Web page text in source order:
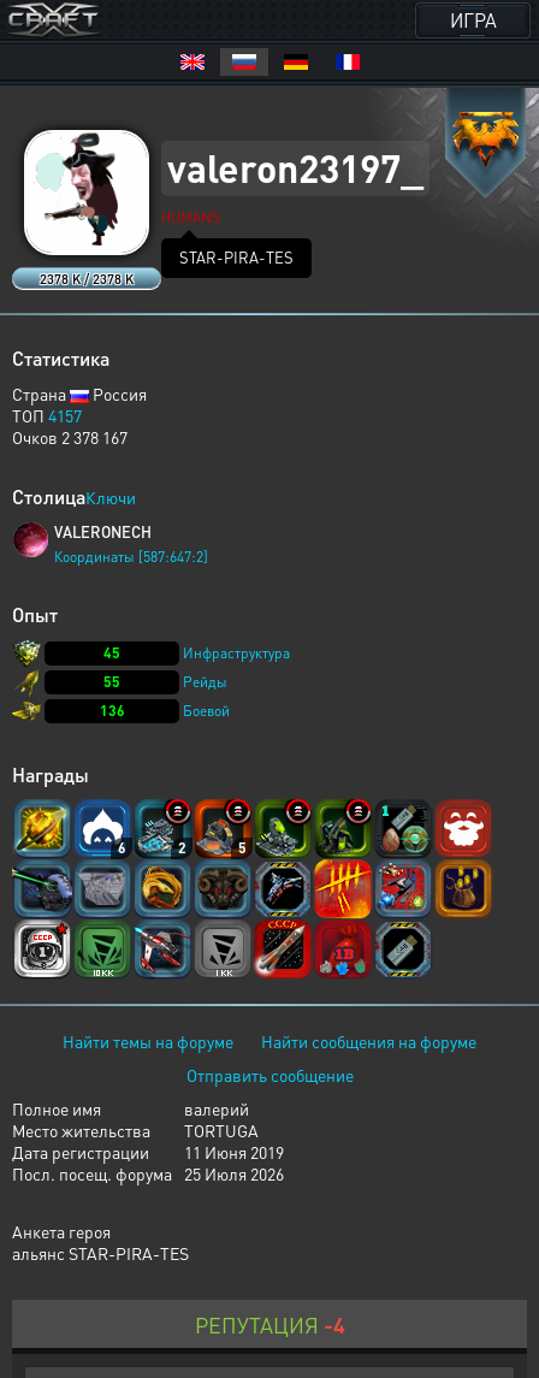
ИГРА
2378 K / 2378 K
valeron23197_
HUMANS
STAR-PIRA-TES
Статистика
Страна
Россия
ТОП 4157
Очков 2 378 167
СтолицаКлючи
VALERONECH
Координаты [587:647:2]
Опыт
45
Инфраструктура
55
Рейды
136
Боевой
Награды
6 2 5
Найти темы на форуме
Найти сообщения на форуме
Отправить сообщение
Полное имя
валерий
Место жительства
TORTUGA
Дата регистрации
11 Июня 2019
Посл. посещ. форума
25 Июля 2026
Анкета героя
альянс STAR-PIRA-TES
РЕПУТАЦИЯ -4